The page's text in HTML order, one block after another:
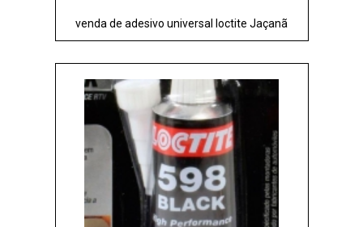
venda de adesivo universal loctite Jaçanã